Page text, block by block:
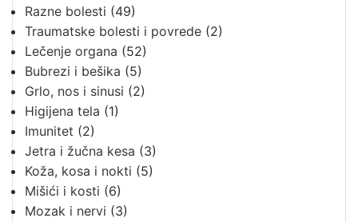
Razne bolesti (49)
Traumatske bolesti i povrede (2)
Lečenje organa (52)
Bubrezi i bešika (5)
Grlo, nos i sinusi (2)
Higijena tela (1)
Imunitet (2)
Jetra i žučna kesa (3)
Koža, kosa i nokti (5)
Mišići i kosti (6)
Mozak i nervi (3)